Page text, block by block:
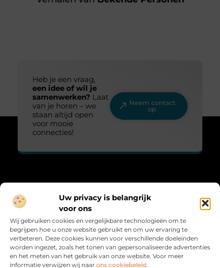
Uw privacy is belangrijk
voor ons
Wij gebruiken cookies en vergelijkbare technologieën om te
begrijpen hoe u onze website gebruikt en om uw ervaring te
verbeteren. Deze cookies kunnen voor verschillende doeleinden
worden ingezet, zoals het tonen van gepersonaliseerde advertenties
en het meten van het gebruik van onze website. Voor meer
informatie verwijzen wij naar ons cookiebeleid.
Heb je een vraag,
een idee of wil je
samenwerken? Laat
van je horen – we
staan altijd open
voor mooie
connecties!
Neem contact
op
“Fris, sprankelend en vol leven.”
liefde, trends en inspiratie. Voor iedereen die het leven met een
glimlach bekijkt.
Bericht categorie